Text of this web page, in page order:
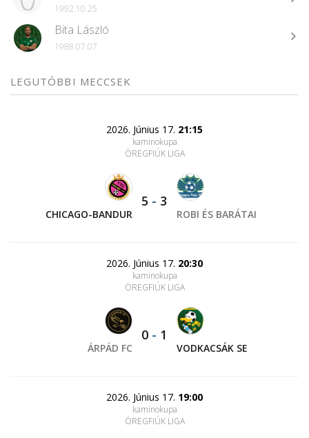
1992.10.25
Bita László
1988.07.07
LEGUTÓBBI MECCSEK
2026. Június 17. 21:15
kaminokupa
ÖREGFIÚK LIGA
CHICAGO-BANDUR
5 - 3
ROBI ÉS BARÁTAI
2026. Június 17. 20:30
kaminokupa
ÖREGFIÚK LIGA
ÁRPÁD FC
0 - 1
VODKACSÁK SE
2026. Június 17. 19:00
kaminokupa
ÖREGFIÚK LIGA